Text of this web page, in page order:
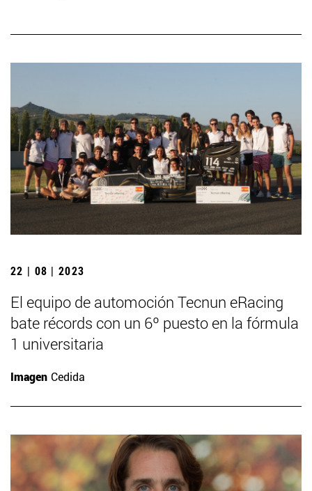
22 | 08 | 2023
El equipo de automoción Tecnun eRacing
bate récords con un 6º puesto en la fórmula
1 universitaria
Imagen Cedida